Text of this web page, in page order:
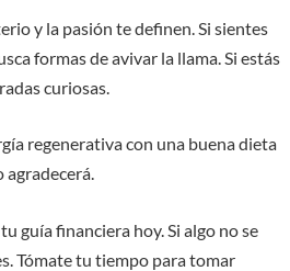
y la pasión te definen. Si sientes
formas de avivar la llama. Si estás
curiosas.
regenerativa con una buena dieta
agradecerá.
guía financiera hoy. Si algo no se
Tómate tu tiempo para tomar